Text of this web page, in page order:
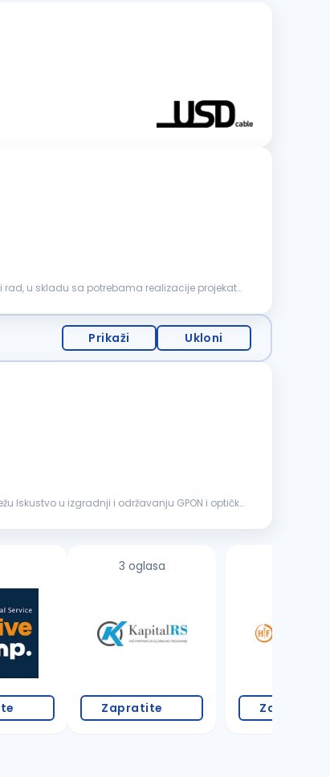
u skladu sa potrebama realizacije projekata.
Prikaži Ukloni
3 oglasa
Zapratite Zapratite